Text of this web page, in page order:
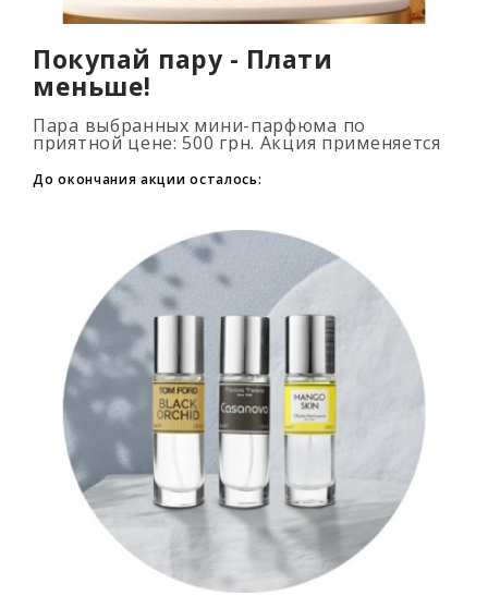
Покупай пару - Плати
меньше!
Пара выбранных мини-парфюма по
приятной цене: 500 грн. Акция применяется
флаконов в корзину. Количество товаров
огранич..
До окончания акции осталось: